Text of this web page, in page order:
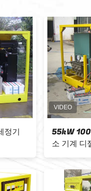
제트 청소 기계 열 교환기
블래스터 장비